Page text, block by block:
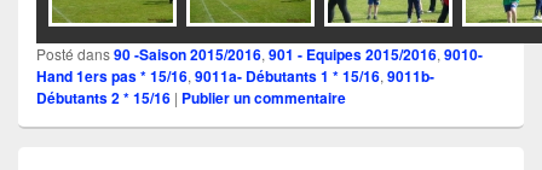
Posté dans90 -Saison 2015/2016, 901 - Equipes 2015/2016, 9010-
Hand 1ers pas * 15/16, 9011a- Débutants 1 * 15/16, 9011b-
Débutants 2 * 15/16 | Publier un commentaire